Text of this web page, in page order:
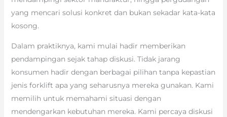
yang mencari solusi konkret dan bukan sekadar kata-kata
kosong.
Dalam praktiknya, kami mulai hadir memberikan
pendampingan sejak tahap diskusi. Tidak jarang
konsumen hadir dengan berbagai pilihan tanpa kepastian
jenis forklift apa yang seharusnya mereka gunakan. Kami
memilih untuk memahami situasi dengan
mendengarkan kebutuhan mereka. Kami percaya diskusi